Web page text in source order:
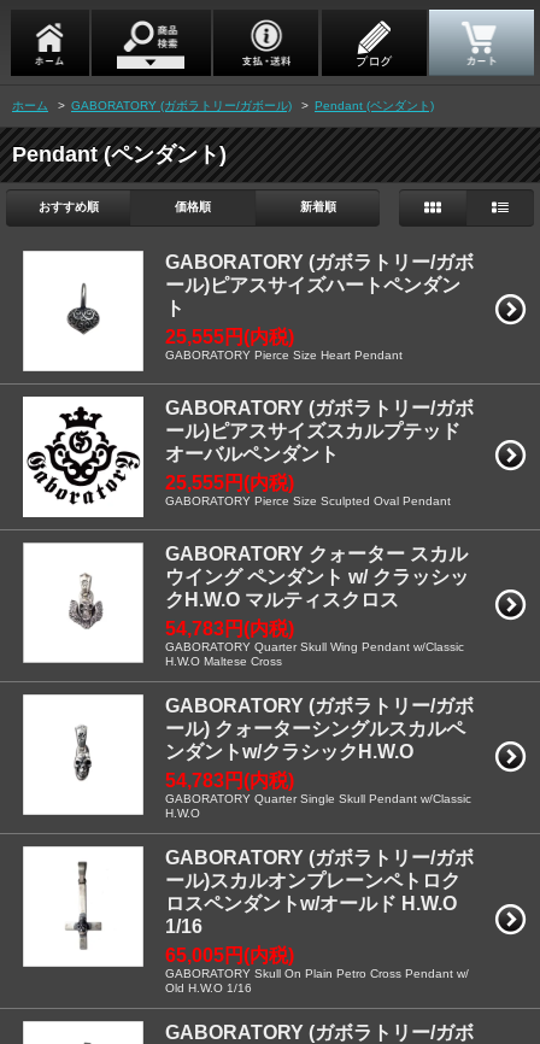
ホーム > GABORATORY (ガボラトリー/ガボール) > Pendant (ペンダント)
Pendant (ペンダント)
おすすめ順 価格順 新着順
GABORATORY (ガボラトリー/ガボ
ール)ピアスサイズハートペンダン
ト
25,555円(内税)
GABORATORY Pierce Size Heart Pendant
GABORATORY (ガボラトリー/ガボ
ール)ピアスサイズスカルプテッド
オーバルペンダント
25,555円(内税)
GABORATORY Pierce Size Sculpted Oval Pendant
GABORATORY クォーター スカル
ウイング ペンダント w/ クラッシッ
クH.W.O マルティスクロス
54,783円(内税)
GABORATORY Quarter Skull Wing Pendant w/Classic
H.W.O Maltese Cross
GABORATORY (ガボラトリー/ガボ
ール) クォーターシングルスカルペ
ンダントw/クラシックH.W.O
54,783円(内税)
GABORATORY Quarter Single Skull Pendant w/Classic
H.W.O
GABORATORY (ガボラトリー/ガボ
ール)スカルオンプレーンペトロク
ロスペンダントw/オールド H.W.O
1/16
65,005円(内税)
GABORATORY Skull On Plain Petro Cross Pendant w/
Old H.W.O 1/16
GABORATORY (ガボラトリー/ガボ